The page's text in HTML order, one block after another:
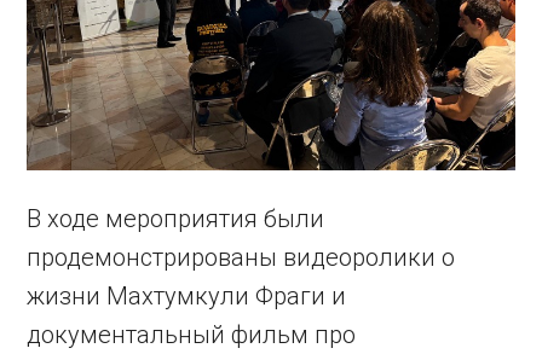
В ходе мероприятия были
продемонстрированы видеоролики о
жизни Махтумкули Фраги и
документальный фильм про